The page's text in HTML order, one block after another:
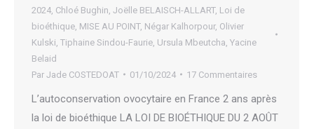
2024 Chloé Bughin Joëlle BELAISCH-ALLART, Loi de
bioéthique MISE AU POINT, Négar Kalhorpour, Olivier
Kulski Tiphaine Sindou-Faurie Ursula Mbeutcha Yacine
Belaid
Par Jade COSTEDOAT 01/10/2024 17 Commentaires
L’autoconservation ovocytaire en France 2 ans après
la loi de bioéthique LA LOI DE BIOÉTHIQUE DU 2 AOÛT